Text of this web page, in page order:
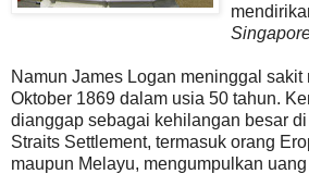
Namun James Logan meninggal sakit
Oktober 1869 dalam usia 50 tahun.
dianggap sebagai kehilangan besar
Straits Settlement, termasuk orang
maupun Melayu, mengumpulkan